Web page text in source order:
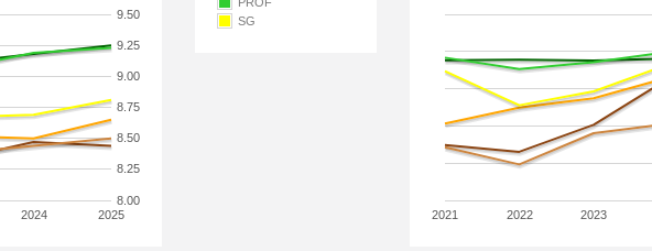
2024 2025
8.00
8.25
8.50
8.75
9.00
9.25
9.50
SG
2021 2022 2023